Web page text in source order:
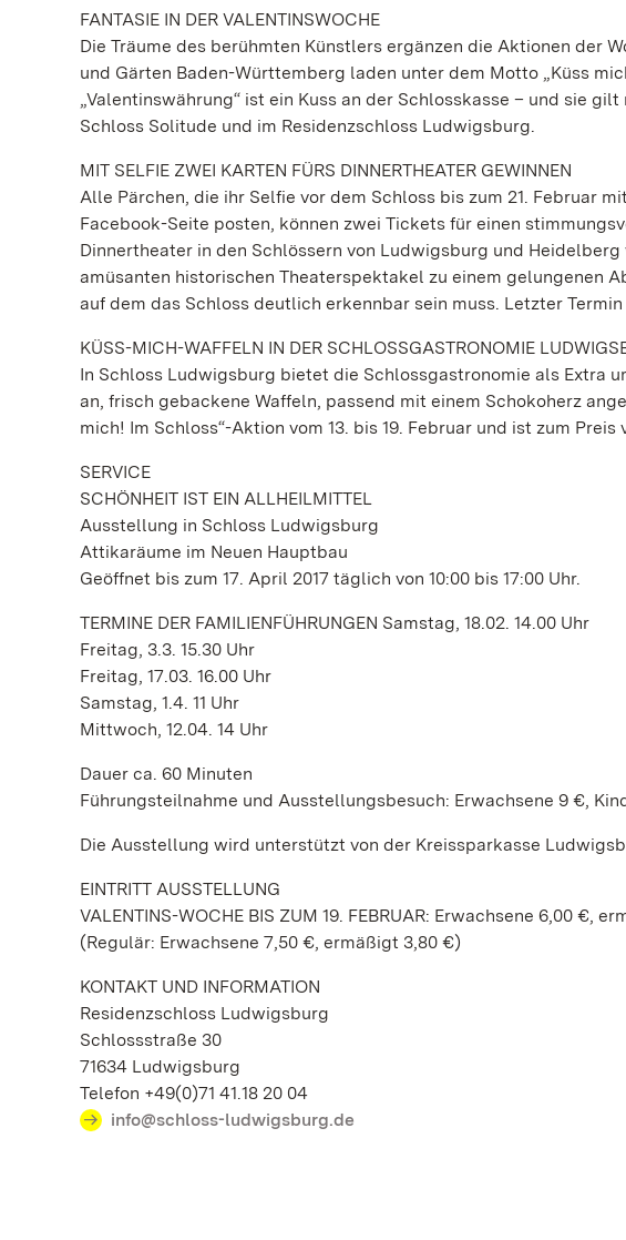
FANTASIE IN DER VALENTINSWOCHE
Die Träume des berühmten Künstlers ergänzen die Aktionen der
und Gärten Baden-Württemberg laden unter dem Motto „Küss
„Valentinswährung“ ist ein Kuss an der Schlosskasse – und sie
Schloss Solitude und im Residenzschloss Ludwigsburg.
MIT SELFIE ZWEI KARTEN FÜRS DINNERTHEATER GEWINNEN
Alle Pärchen, die ihr Selfie vor dem Schloss bis zum 21. Februar
Facebook-Seite posten, können zwei Tickets für einen
Dinnertheater in den Schlössern von Ludwigsburg und
amüsanten historischen Theaterspektakel zu einem gelungenen
auf dem das Schloss deutlich erkennbar sein muss. Letzter Termin
KÜSS-MICH-WAFFELN IN DER SCHLOSSGASTRONOMIE
In Schloss Ludwigsburg bietet die Schlossgastronomie als Extra
an, frisch gebackene Waffeln, passend mit einem Schokoherz
mich! Im Schloss“-Aktion vom 13. bis 19. Februar und ist zum
SERVICE
SCHÖNHEIT IST EIN ALLHEILMITTEL
Ausstellung in Schloss Ludwigsburg
Attikaräume im Neuen Hauptbau
Geöffnet bis zum 17. April 2017 täglich von 10:00 bis 17:00 Uhr.
TERMINE DER FAMILIENFÜHRUNGEN Samstag, 18.02. 14.00 Uhr
Freitag, 3.3. 15.30 Uhr
Freitag, 17.03. 16.00 Uhr
Samstag, 1.4. 11 Uhr
Mittwoch, 12.04. 14 Uhr
Dauer ca. 60 Minuten
Führungsteilnahme und Ausstellungsbesuch: Erwachsene 9 €,
Die Ausstellung wird unterstützt von der Kreissparkasse
EINTRITT AUSSTELLUNG
VALENTINS-WOCHE BIS ZUM 19. FEBRUAR: Erwachsene 6,00 €,
(Regulär: Erwachsene 7,50 €, ermäßigt 3,80 €)
KONTAKT UND INFORMATION
Residenzschloss Ludwigsburg
Schlossstraße 30
71634 Ludwigsburg
Telefon +49(0)71 41.18 20 04
info@schloss-ludwigsburg.de